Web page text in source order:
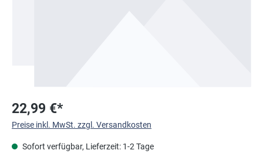
22,99 €*
Preise inkl. MwSt. zzgl. Versandkosten
Sofort verfügbar, Lieferzeit: 1-2 Tage